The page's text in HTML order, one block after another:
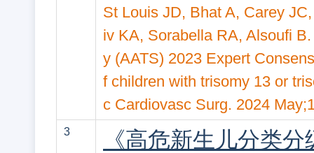
St Louis JD, Bhat A, Carey
iv KA, Sorabella RA, Alsoufi
y (AATS) 2023 Expert
f children with trisomy 13 or
c Cardiovasc Surg. 2024
3 《高危新生儿分类